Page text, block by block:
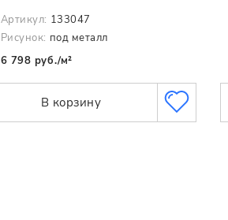
Артикул: 133047
Рисунок: под металл
6 798 руб./м²
В корзину